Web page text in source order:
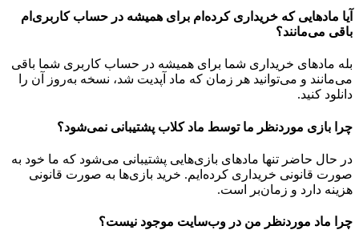
آیا مادهایی که خریداری کرده‌ام برای همیشه در حساب‌ کاربری‌ام
باقی می‌مانند؟
بله مادهای خریداری شما برای همیشه در حساب کاربری شما باقی
می‌مانند و می‌توانید هر زمان که ماد آپدیت شد، نسخه به‌روز آن را
دانلود کنید.
چرا بازی موردنظر ما توسط ماد کلاب پشتیبانی نمی‌شود؟
در حال حاضر تنها مادهای بازی‌هایی پشتیبانی می‌شود که ما خود به
صورت قانونی خریداری کرده‌ایم. خرید بازی‌ها به صورت قانونی
هزینه دارد و زمان‌بر است.
چرا ماد موردنظر من در وب‌سایت موجود نیست؟